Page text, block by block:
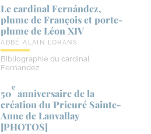
Le cardinal Fernández,
plume de François et porte-​
plume de Léon XIV
ABBÉ ALAIN LORANS
Bibliographie du cardinal
Fernandez
50
e
anniversaire de la
création du Prieuré Sainte-​
Anne de Lanvallay
[PHOTOS]